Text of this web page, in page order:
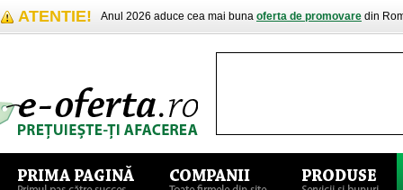
ATENTIE! Anul 2026 aduce cea mai buna oferta de promovare din